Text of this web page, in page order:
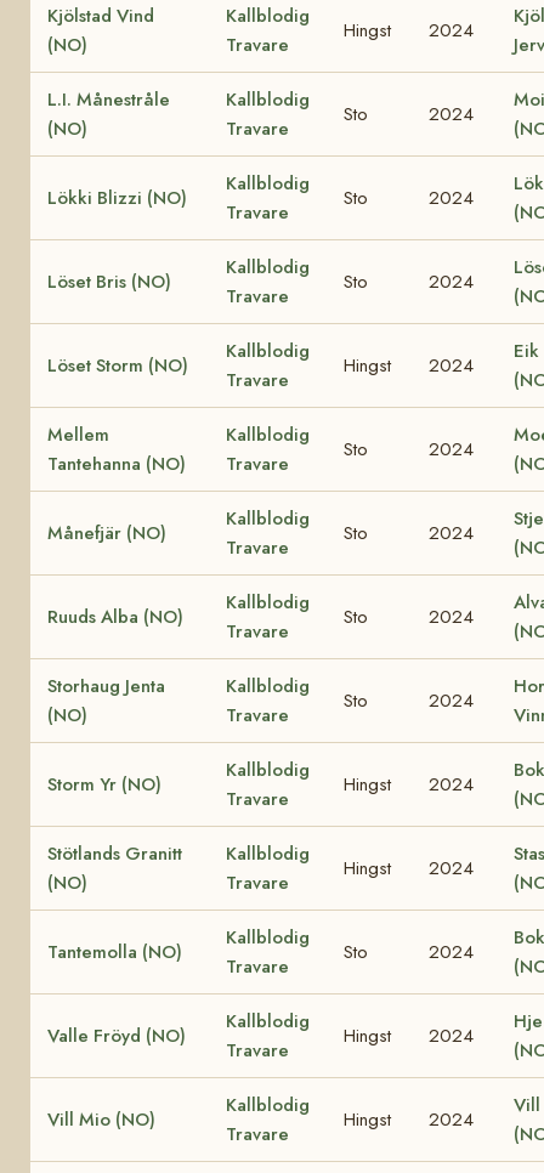
Kjölstad Vind
(NO)
Kallblodig
Travare
Hingst 2024
L.I. Månestråle
(NO)
Kallblodig
Travare
Sto 2024
Lökki Blizzi (NO)
Kallblodig
Travare
Sto 2024
Löset Bris (NO)
Kallblodig
Travare
Sto 2024
Löset Storm (NO)
Kallblodig
Travare
Hingst 2024
Mellem
Tantehanna (NO)
Kallblodig
Travare
Sto 2024
Månefjär (NO)
Kallblodig
Travare
Sto 2024
Ruuds Alba (NO)
Kallblodig
Travare
Sto 2024
Storhaug Jenta
(NO)
Kallblodig
Travare
Sto 2024
Storm Yr (NO)
Kallblodig
Travare
Hingst 2024
Stötlands Granitt
(NO)
Kallblodig
Travare
Hingst 2024
Tantemolla (NO)
Kallblodig
Travare
Sto 2024
Valle Fröyd (NO)
Kallblodig
Travare
Hingst 2024
Vill Mio (NO)
Kallblodig
Travare
Hingst 2024
Vill